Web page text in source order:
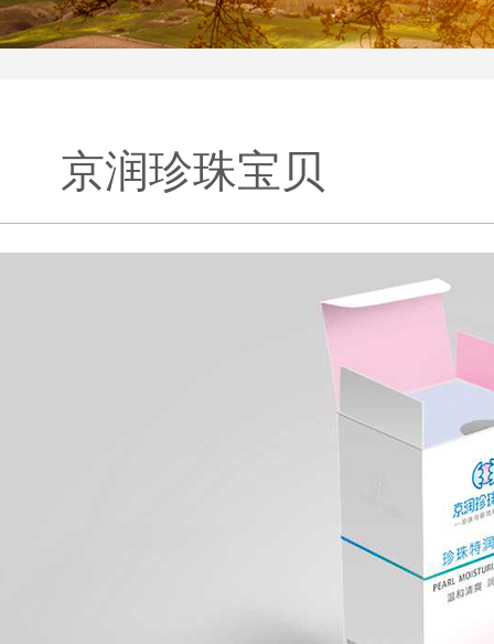
京润珍珠宝贝